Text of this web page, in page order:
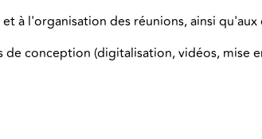
à l'organisation des réunions, ainsi
conception (digitalisation, vidéos, mise